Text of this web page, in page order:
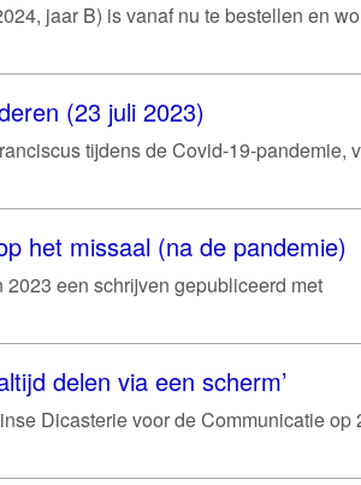
jaar B) is vanaf nu te bestellen en
(23 juli 2023)
tijdens de Covid-19-pandemie,
het missaal (na de pandemie)
een schrijven gepubliceerd met
delen via een scherm’
Dicasterie voor de Communicatie op